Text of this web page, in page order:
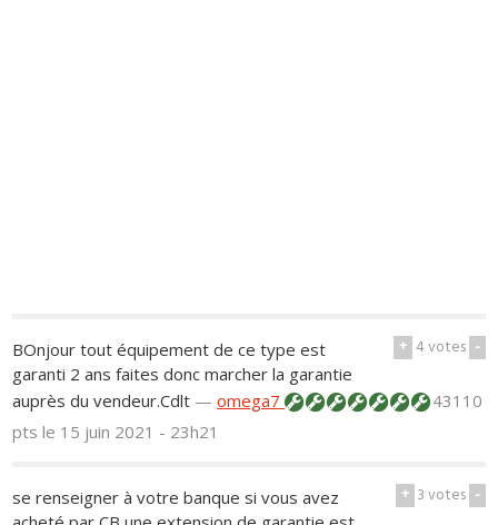
+ 4votes -
BOnjour tout équipement de ce type est
garanti 2 ans faites donc marcher la garantie
auprès du vendeur.Cdlt —omega7
43110
ptsle 15 juin 2021 - 23h21
+ 3votes -
se renseigner à votre banque si vous avez